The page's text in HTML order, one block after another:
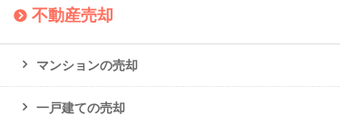
不動産売却
マンションの売却
一戸建ての売却